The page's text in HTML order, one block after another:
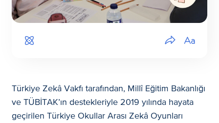
Türkiye Zekâ Vakfı tarafından, Millî Eğitim Bakanlığı
ve TÜBİTAK’ın destekleriyle 2019 yılında hayata
geçirilen Türkiye Okullar Arası Zekâ Oyunları